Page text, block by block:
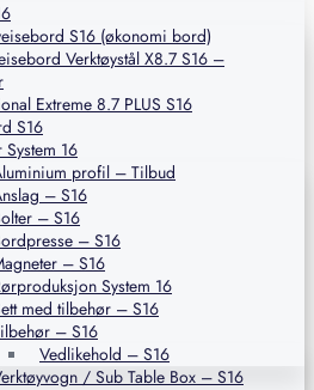
S16 (økonomi bord)
Verktøystål X8.7 S16 –
Extreme 8.7 PLUS S16
S16
16
profil – Tilbud
– S16
– S16
– S16
– S16
System 16
med tilbehør – S16
– S16
Vedlikehold – S16
/ Sub Table Box – S16